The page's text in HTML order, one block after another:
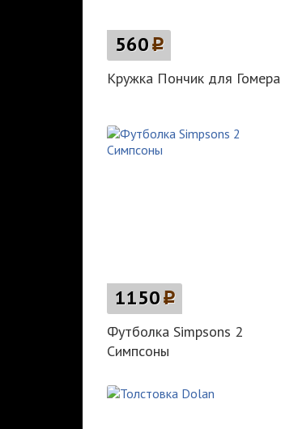
560p
Кружка Пончик для Гомера
1150p
Футболка Simpsons 2
Симпсоны